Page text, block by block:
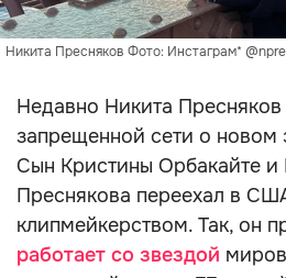
Никита Пресняков Фото: Инстаграм*
Недавно Никита Пресняков
запрещенной сети о новом
Сын Кристины Орбакайте
Преснякова переехал в
клипмейкерством. Так, он
работает со звездой